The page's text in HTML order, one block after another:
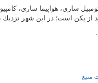
سازي‌، هواپيما سازي،
شهر نزديك به 40 كنسولگري وجود
منبع